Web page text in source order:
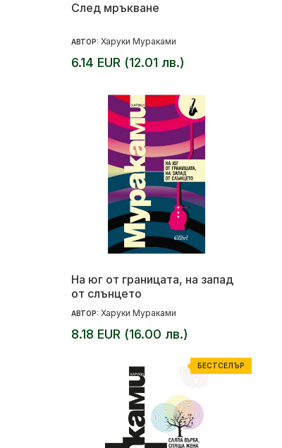
След мръкване
АВТОР: Харуки Мураками
6.14 EUR (12.01 лв.)
На юг от границата, на запад
от слънцето
АВТОР: Харуки Мураками
8.18 EUR (16.00 лв.)
БЕСТСЕЛЪР